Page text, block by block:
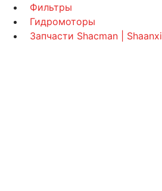
Фильтры
Гидромоторы
Запчасти Shacman | Shaanxi